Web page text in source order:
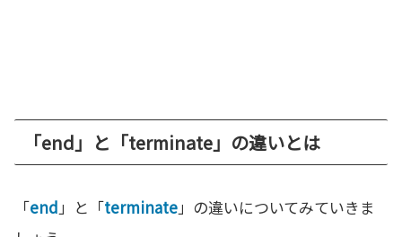
「end」と「terminate」の違いとは
「end」と「terminate」の違いについてみていきま